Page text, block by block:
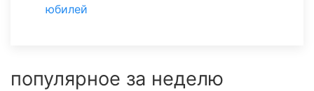
юбилей
популярное за неделю